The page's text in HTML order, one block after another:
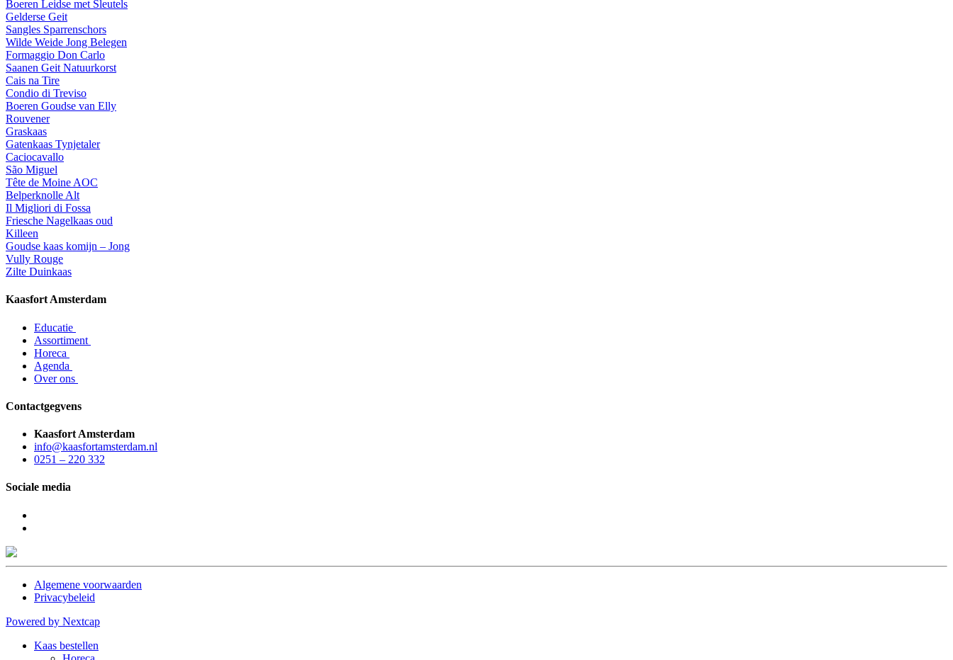
Boeren Leidse met Sleutels
Gelderse Geit
Sangles Sparrenschors
Wilde Weide Jong Belegen
Formaggio Don Carlo
Saanen Geit Natuurkorst
Cais na Tire
Condio di Treviso
Boeren Goudse van Elly
Rouvener
Graskaas
Gatenkaas Tynjetaler
Caciocavallo
São Miguel
Tête de Moine AOC
Belperknolle Alt
Il Migliori di Fossa
Friesche Nagelkaas oud
Killeen
Goudse kaas komijn – Jong
Vully Rouge
Zilte Duinkaas
Kaasfort Amsterdam
Educatie
Assortiment
Horeca
Agenda
Over ons
Contactgegvens
Kaasfort Amsterdam
info@kaasfortamsterdam.nl
0251 – 220 332
Sociale media
Algemene voorwaarden
Privacybeleid
Powered by Nextcap
Kaas bestellen